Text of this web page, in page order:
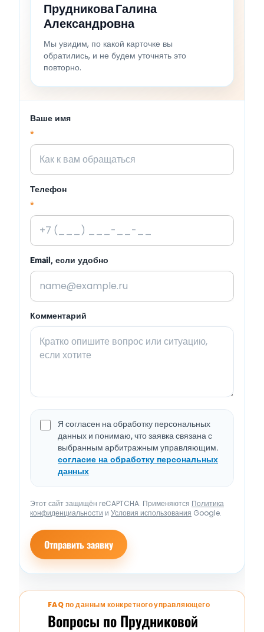
Прудникова Галина
Александровна
Мы увидим, по какой карточке вы
обратились, и не будем уточнять это
повторно.
Ваше имя
*
Телефон
*
Email, если удобно
Комментарий
Я согласен на обработку персональных
данных и понимаю, что заявка связана с
выбранным арбитражным управляющим.
согласие на обработку персональных
данных
Этот сайт защищён reCAPTCHA. Применяются Политика
конфиденциальности и Условия использования Google.
Отправить заявку
FAQ по данным конкретного управляющего
Вопросы по Прудниковой